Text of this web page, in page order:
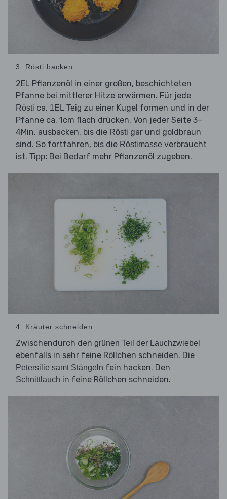
3. Rösti backen
2EL Pflanzenöl in einer großen, beschichteten
Pfanne bei mittlerer Hitze erwärmen. Für jede
Rösti ca. 1EL Teig zu einer Kugel formen und in der
Pfanne ca. 1cm flach drücken. Von jeder Seite 3–
4Min. ausbacken, bis die Rösti gar und goldbraun
sind. So fortfahren, bis die Röstimasse verbraucht
ist. Tipp: Bei Bedarf mehr Pflanzenöl zugeben.
4. Kräuter schneiden
Zwischendurch den grünen Teil der Lauchzwiebel
ebenfalls in sehr feine Röllchen schneiden. Die
Petersilie samt Stängeln fein hacken. Den
Schnittlauch in feine Röllchen schneiden.